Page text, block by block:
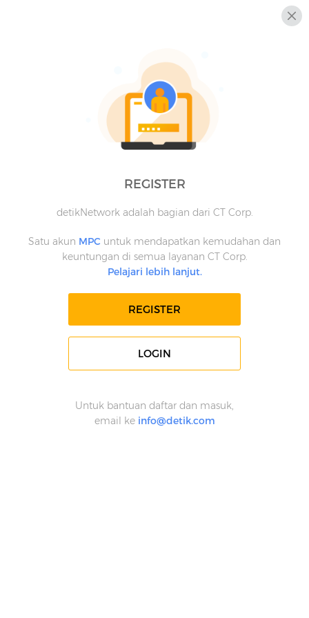
REGISTER
detikNetwork adalah bagian dari CT Corp.
Satu akun MPC untuk mendapatkan kemudahan dan
keuntungan di semua layanan CT Corp.
Pelajari lebih lanjut.
REGISTER
LOGIN
Untuk bantuan daftar dan masuk,
email ke info@detik.com